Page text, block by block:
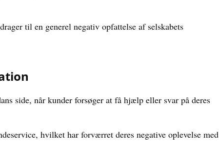
til en generel negativ opfattelse af selskabets
side, når kunder forsøger at få hjælp eller svar på deres
hvilket har forværret deres negative oplevelse med